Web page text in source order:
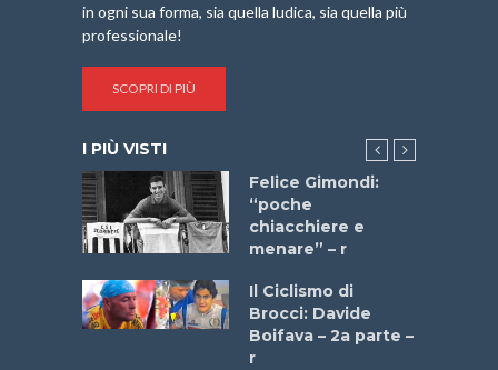
in ogni sua forma, sia quella ludica, sia quella più
professionale!
SCOPRI DI PIÙ
I PIÙ VISTI
Felice Gimondi:
“poche
chiacchiere e
menare” – r
Il Ciclismo di
Brocci: Davide
Boifava – 2a parte –
r